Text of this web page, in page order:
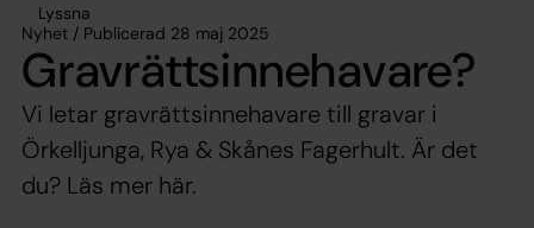
Lyssna
Nyhet / Publicerad 28 maj 2025
Gravrättsinnehavare?
Vi letar gravrättsinnehavare till gravar i
Örkelljunga, Rya & Skånes Fagerhult. Är det
du? Läs mer här.